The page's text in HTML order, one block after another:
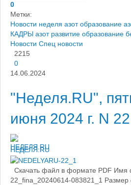
0
Метки:
Новости неделя азот образование
КАДРЫ азот развитие образование
Новости Спец новости
2215
0
14.06.2024
"Неделя.RU",
июня 2024 г. N
НЕДЕЛЯ.RU
Скачать файл в формате PDF Имя
22_fina_20240614-083821_1